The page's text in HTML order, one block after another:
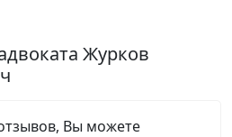
Журков
Вы можете